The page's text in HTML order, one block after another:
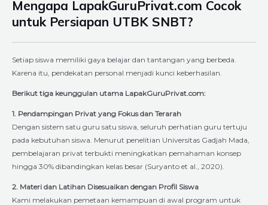
Mengapa LapakGuruPrivat.com Cocok
untuk Persiapan UTBK SNBT?
Setiap siswa memiliki gaya belajar dan tantangan yang berbeda.
Karena itu, pendekatan personal menjadi kunci keberhasilan.
Berikut tiga keunggulan utama LapakGuruPrivat.com:
1. Pendampingan Privat yang Fokus dan Terarah
Dengan sistem satu guru satu siswa, seluruh perhatian guru tertuju
pada kebutuhan siswa. Menurut penelitian Universitas Gadjah Mada,
pembelajaran privat terbukti meningkatkan pemahaman konsep
hingga 30% dibandingkan kelas besar (Suryanto et al., 2020).
2. Materi dan Latihan Disesuaikan dengan Profil Siswa
Kami melakukan pemetaan kemampuan di awal program untuk